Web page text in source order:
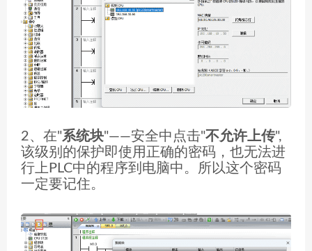
2、在"系统块"——安全中点击"不允许上传",
该级别的保护即使用正确的密码，也无法进
行上PLC中的程序到电脑中。所以这个密码
一定要记住。